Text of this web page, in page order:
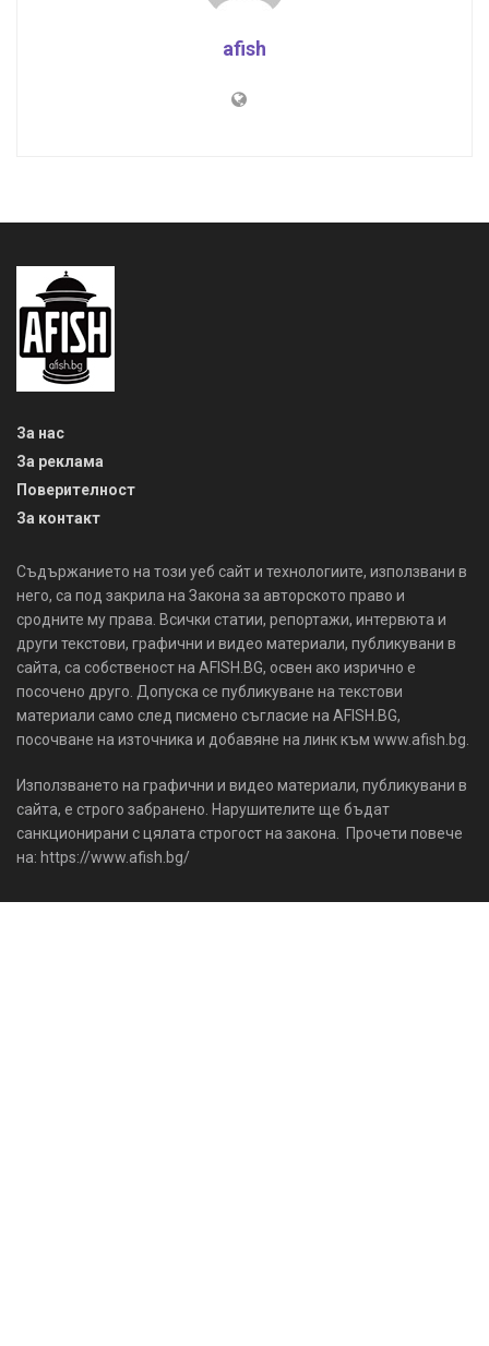
afish
За нас
За реклама
Поверителност
За контакт
Съдържанието на този уеб сайт и технологиите, използвани в
него, са под закрила на Закона за авторското право и
сродните му права. Всички статии, репортажи, интервюта и
други текстови, графични и видео материали, публикувани в
сайта, са собственост на AFISH.BG, освен ако изрично е
посочено друго. Допуска се публикуване на текстови
материали само след писмено съгласие на AFISH.BG,
посочване на източника и добавяне на линк към www.afish.bg.
Използването на графични и видео материали, публикувани в
сайта, е строго забранено. Нарушителите ще бъдат
санкционирани с цялата строгост на закона. Прочети повече
на: https://www.afish.bg/